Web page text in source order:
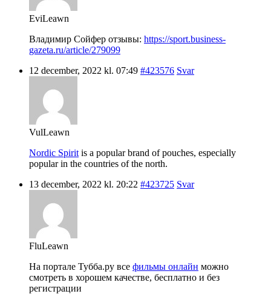
EviLeawn
Владимир Сойфер отзывы: https://sport.business-
gazeta.ru/article/279099
12 december, 2022 kl. 07:49 #423576 Svar
VulLeawn
Nordic Spirit is a popular brand of pouches, especially
popular in the countries of the north.
13 december, 2022 kl. 20:22 #423725 Svar
FluLeawn
На портале Тубба.ру все фильмы онлайн можно
смотреть в хорошем качестве, бесплатно и без
регистрации